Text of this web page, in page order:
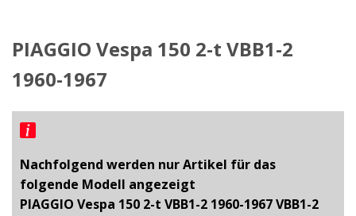
PIAGGIO Vespa 150 2-t VBB1-2
1960-1967
Nachfolgend werden nur Artikel für das
folgende Modell angezeigt
PIAGGIO Vespa 150 2-t VBB1-2 1960-1967 VBB1-2